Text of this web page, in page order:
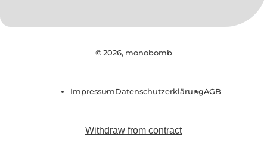
© 2026, monobomb
ImpressumDatenschutzerklärungAGB
Withdraw from contract